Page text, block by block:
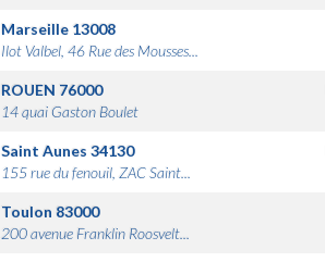
Marseille 13008
Ilot Valbel, 46 Rue des Mousses...
ROUEN 76000
14 quai Gaston Boulet
Saint Aunes 34130
155 rue du fenouil, ZAC Saint...
Toulon 83000
200 avenue Franklin Roosvelt...